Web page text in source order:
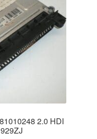
2.0 HDI